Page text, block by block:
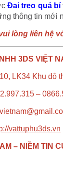
Đai treo quả bí
thông tin mới
lòng liên hệ
3DS VIỆT
LK34 Khu đô
–
vattuphu3ds.vn
– NIỀM TIN